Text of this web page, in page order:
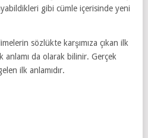
gibi cümle içerisinde yeni
sözlükte karşımıza çıkan ilk
anlamı da olarak bilinir. Gerçek
ilk anlamıdır.